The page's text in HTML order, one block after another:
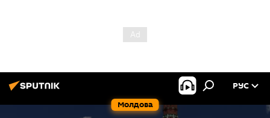
Молдова
РУС